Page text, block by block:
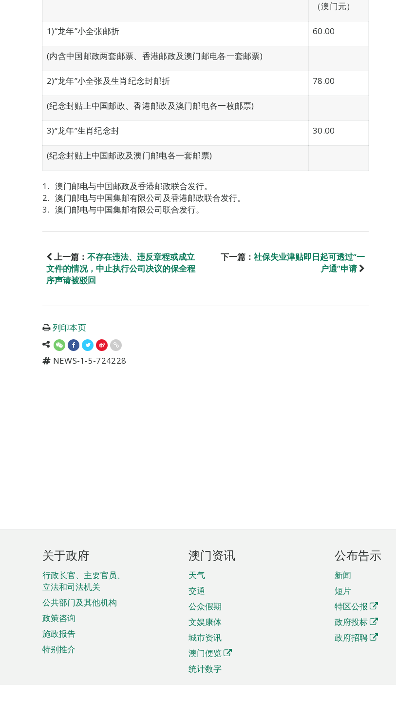
（澳门元）
1)“龙年”小全张邮折 60.00
(内含中国邮政两套邮票、香港邮政及澳门邮电各一套邮票)
2)“龙年”小全张及生肖纪念封邮折 78.00
(纪念封贴上中国邮政、香港邮政及澳门邮电各一枚邮票)
3)“龙年”生肖纪念封 30.00
(纪念封贴上中国邮政及澳门邮电各一套邮票)
澳门邮电与中国邮政及香港邮政联合发行。
澳门邮电与中国集邮有限公司及香港邮政联合发行。
澳门邮电与中国集邮有限公司联合发行。
上一篇： 不存在违法、违反章程或成立
文件的情况，中止执行公司决议的保全程
序声请被驳回
下一篇： 社保失业津贴即日起可透过“一
户通”申请
列印本页
NEWS-1-5-724228
页
脚
菜
单
关于政府
行政长官、主要官员、
立法和司法机关
公共部门及其他机构
政策咨询
施政报告
特别推介
澳门资讯
天气
交通
公众假期
文娱康体
城市资讯
澳门便览
统计数字
公布告示
新闻
短片
特区公报
政府投标
政府招聘